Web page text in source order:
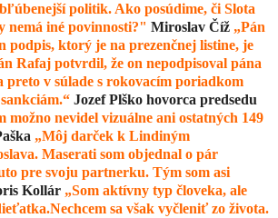
politik. Ako posúdime, či Slota
nemá iné povinnosti?" Miroslav Číž „Pán
podpis, ktorý je na prezenčnej listine, je
Rafaj potvrdil, že on nepodpisoval pána
preto v súlade s rokovacím poriadkom
Jozef Plško hovorca predsedu
možno nevidel vizuálne ani ostatných 149
„Môj darček k Lindiným
Maserati som objednal o pár
pre svoju partnerku. Tým som asi
Kollár „Som aktívny typ človeka, ale
sa však vyčleniť zo života.